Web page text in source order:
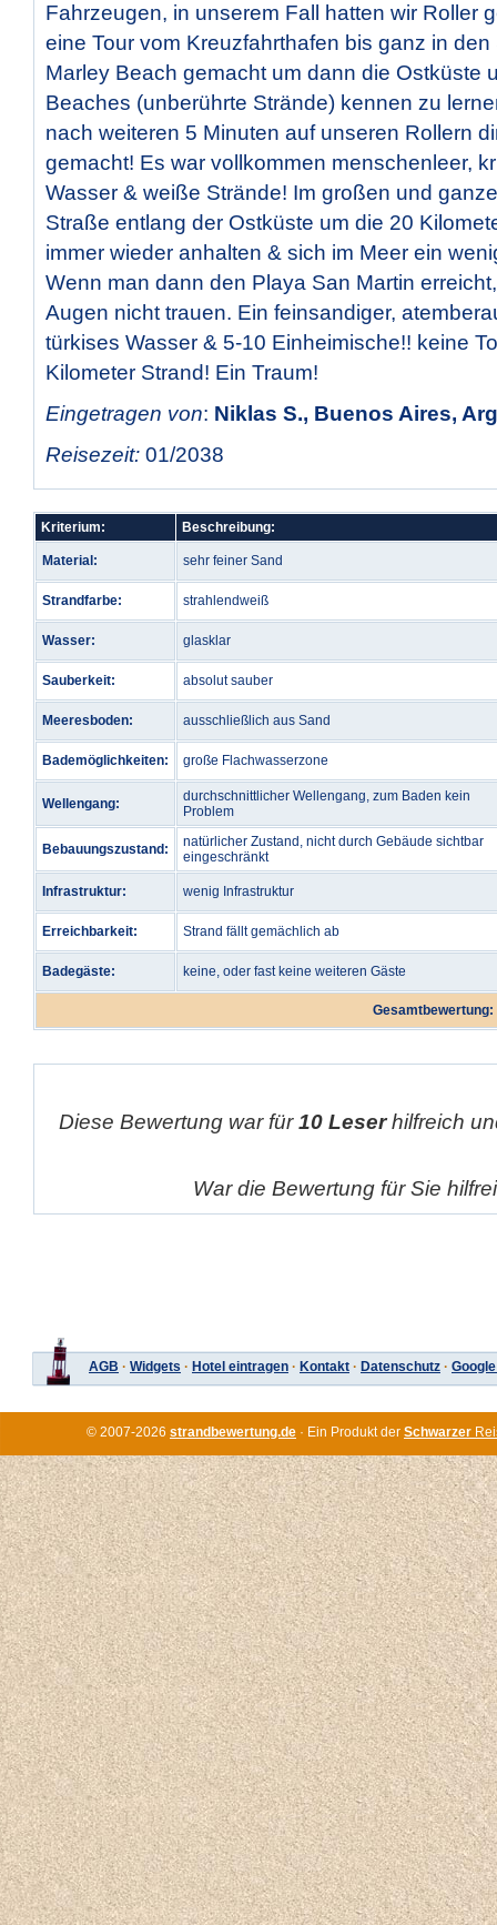
Fahrzeugen, in unserem Fall hatten wir Roller
eine Tour vom Kreuzfahrthafen bis ganz in
Marley Beach gemacht um dann die Ostküste
Beaches (unberührte Strände) kennen zu
nach weiteren 5 Minuten auf unseren Rollern
gemacht! Es war vollkommen menschenleer,
Wasser & weiße Strände! Im großen und
Straße entlang der Ostküste um die 20
immer wieder anhalten & sich im Meer ein
Wenn man dann den Playa San Martin
Augen nicht trauen. Ein feinsandiger,
türkises Wasser & 5-10 Einheimische!! keine
Kilometer Strand! Ein Traum!
Eingetragen von: Niklas S., Buenos Aires,
Reisezeit: 01/2038
Kriterium: Beschreibung:
Material: sehr feiner Sand
Strandfarbe: strahlendweiß
Wasser: glasklar
Sauberkeit: absolut sauber
Meeresboden: ausschließlich aus Sand
Bademöglichkeiten: große Flachwasserzone
Wellengang:
durchschnittlicher Wellengang, zum Baden kein
Problem
Bebauungszustand:
natürlicher Zustand, nicht durch Gebäude sichtbar
eingeschränkt
Infrastruktur: wenig Infrastruktur
Erreichbarkeit: Strand fällt gemächlich ab
Badegäste: keine, oder fast keine weiteren Gäste
Gesamtbewertung:
Diese Bewertung war für10 Leserhilfreich
War die Bewertung für Sie
AGB · Widgets · Hotel eintragen · Kontakt · Datenschutz ·
© 2007-2026 strandbewertung.de · Ein Produkt der Schwarzer